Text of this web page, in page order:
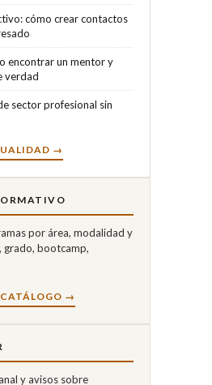
cómo crear contactos
encontrar un mentor y
verdad
sector profesional sin
→
por área, modalidad y
grado, bootcamp,
CATÁLOGO →
y avisos sobre